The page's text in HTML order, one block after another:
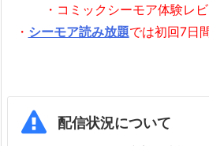
・コミックシーモア体験レ
・ シーモア読み放題では初回7日
配信状況について